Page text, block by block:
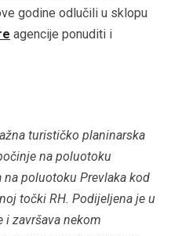
godine odlučili u sklopu
agencije ponuditi i
turističko planinarska
na poluotoku
na poluotoku Prevlaka kod
točki RH. Podijeljena je u
i završava nekom